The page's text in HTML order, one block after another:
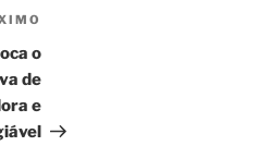
post
o
de
e